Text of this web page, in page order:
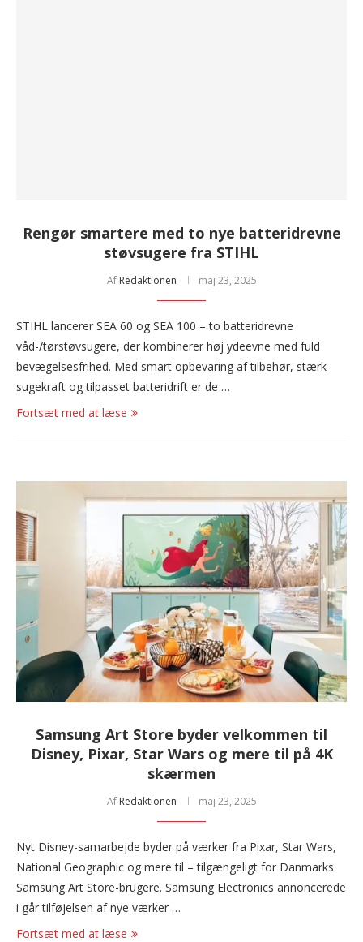
Rengør smartere med to nye batteridrevne
støvsugere fra STIHL
Af Redaktionen maj 23, 2025
STIHL lancerer SEA 60 og SEA 100 – to batteridrevne
våd-/tørstøvsugere, der kombinerer høj ydeevne med fuld
bevægelsesfrihed. Med smart opbevaring af tilbehør, stærk
sugekraft og tilpasset batteridrift er de …
Fortsæt med at læse
Samsung Art Store byder velkommen til
Disney, Pixar, Star Wars og mere til på 4K
skærmen
Af Redaktionen maj 23, 2025
Nyt Disney-samarbejde byder på værker fra Pixar, Star Wars,
National Geographic og mere til – tilgængeligt for Danmarks
Samsung Art Store-brugere. Samsung Electronics annoncerede
i går tilføjelsen af nye værker …
Fortsæt med at læse